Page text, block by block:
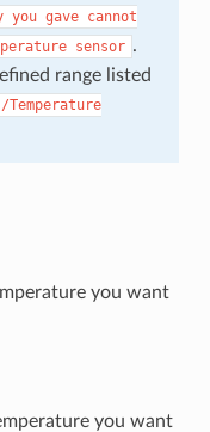
you gave cannot
sensor .
range listed
you want
you want